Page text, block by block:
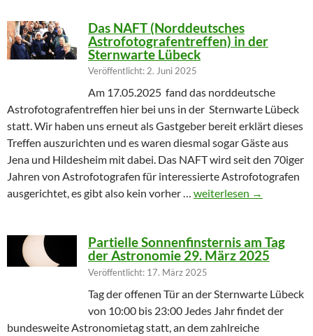
Das NAFT (Norddeutsches
Astrofotografentreffen) in der
Sternwarte Lübeck
Veröffentlicht: 2. Juni 2025
Am 17.05.2025 fand das norddeutsche
Astrofotografentreffen hier bei uns in der Sternwarte Lübeck
statt. Wir haben uns erneut als Gastgeber bereit erklärt dieses
Treffen auszurichten und es waren diesmal sogar Gäste aus
Jena und Hildesheim mit dabei. Das NAFT wird seit den 70iger
Jahren von Astrofotografen für interessierte Astrofotografen
ausgerichtet, es gibt also kein vorher … Das NAFT
weiterlesen →
Partielle Sonnenfinsternis am Tag
der Astronomie 29. März 2025
Veröffentlicht: 17. März 2025
Tag der offenen Tür an der Sternwarte Lübeck
von 10:00 bis 23:00 Jedes Jahr findet der
bundesweite Astronomietag statt, an dem zahlreiche